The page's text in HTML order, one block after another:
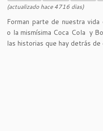
(actualizado hace 4716 dias)
Forman parte de nuestra vida
o la mismísima Coca Cola y
las historias que hay detrás